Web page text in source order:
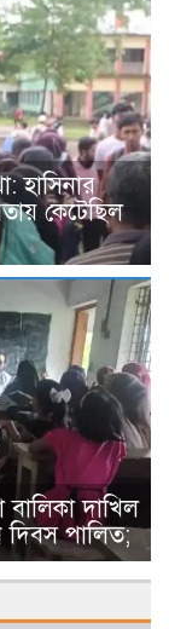
হাসিনার
কেটেছিল
বালিকা দাখিল
দিবস পালিত;